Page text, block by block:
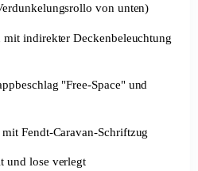
von unten)
mit indirekter Deckenbeleuchtung
"Free-Space" und
Fendt-Caravan-Schriftzug
und lose verlegt